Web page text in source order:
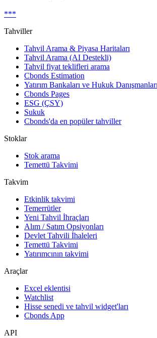
***
Tahviller
Tahvil Arama & Piyasa Haritaları
Tahvil Arama (AI Destekli)
Tahvil fiyat teklifleri arama
Cbonds Estimation
Yatırım Bankaları ve Hukuk
Cbonds Pages
ESG (ÇSY)
Sukuk
Cbonds'da en popüler tahviller
Stoklar
Stok arama
Temettü Takvimi
Takvim
Etkinlik takvimi
Temerrütler
Yeni Tahvil İhraçları
Alım / Satım Opsiyonları
Devlet Tahvili İhaleleri
Temettü Takvimi
Yatırımcının takvimi
Araçlar
Excel eklentisi
Watchlist
Hisse senedi ve tahvil widget'ları
Cbonds App
API